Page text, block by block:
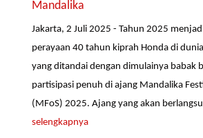
Mandalika
Jakarta, 2 Juli 2025 - Tahun 2025
perayaan 40 tahun kiprah Honda di
yang ditandai dengan dimulainya babak
partisipasi penuh di ajang Mandalika
(MFoS) 2025. Ajang yang akan
selengkapnya